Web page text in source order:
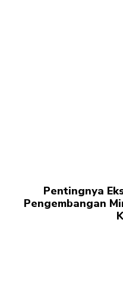
Pentingnya
Pengembangan